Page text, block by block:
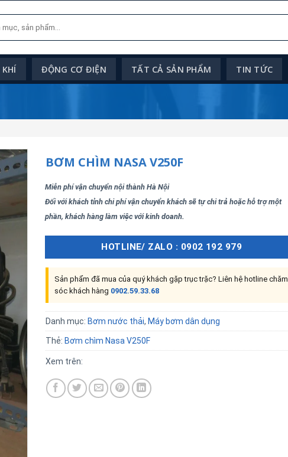
ĐỘNG CƠ ĐIỆN TẤT CẢ SẢN PHẨM TIN TỨC
BƠM CHÌM NASA V250F
Miễn phí vận chuyển nội thành Hà Nội
Đối với khách tỉnh chi phí vận chuyển khách sẽ tự chi trả hoặc hỗ trợ một
phần, khách hàng làm việc với kinh doanh.
HOTLINE/ ZALO : 0902 192 979
Sản phẩm đã mua của quý khách gặp trục trặc? Liên hệ hotline chăm
sóc khách hàng 0902.59.33.68
Danh mục: Bơm nước thải, Máy bơm dân dụng
Thẻ: Bơm chìm Nasa V250F
Xem trên: